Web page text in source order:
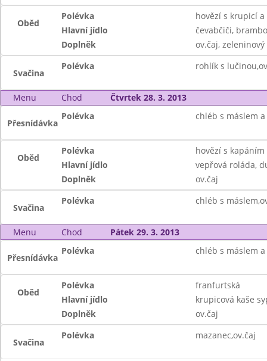
Oběd
Polévka
hovězí s krupicí a
Hlavní jídlo
čevabčiči,
Doplněk
ov.čaj,
Svačina
Polévka rohlík s
Menu Chod Čtvrtek 28. 3. 2013
Přesnídávka
Polévka chléb s máslem
Oběd
Polévka
hovězí s kapáním
Hlavní jídlo
vepřová roláda,
Doplněk
ov.čaj
Svačina
Polévka chléb s
Menu Chod Pátek 29. 3. 2013
Přesnídávka
Polévka chléb s máslem
Oběd
Polévka
franfurtská
Hlavní jídlo
krupicová kaše
Doplněk
ov.čaj
Svačina
Polévka mazanec,ov.čaj